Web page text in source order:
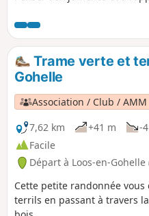
bienvenu.
Trame verte et
Gohelle
Association / Club / AMM
7,62 km
+41 m -
Facile
Départ à Loos-en-Gohelle
Cette petite randonnée vous
terrils en passant à travers